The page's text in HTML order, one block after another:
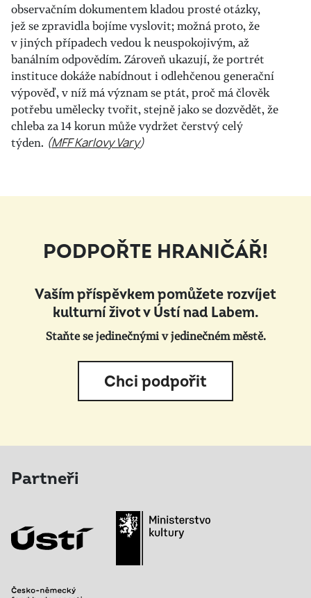
observačním dokumentem kladou prosté otázky,
jež se zpravidla bojíme vyslovit; možná proto, že
v jiných případech vedou k neuspokojivým, až
banálním odpovědím. Zároveň ukazují, že portrét
instituce dokáže nabídnout i odlehčenou generační
výpověď, v níž má význam se ptát, proč má člověk
potřebu umělecky tvořit, stejně jako se dozvědět, že
chleba za 14 korun může vydržet čerstvý celý
týden. (MFF Karlovy Vary)
PODPOŘTE HRANIČÁŘ!
Vaším příspěvkem pomůžete rozvíjet
kulturní život v Ústí nad Labem.
Staňte se jedinečnými v jedinečném městě.
Chci podpořit
Partneři